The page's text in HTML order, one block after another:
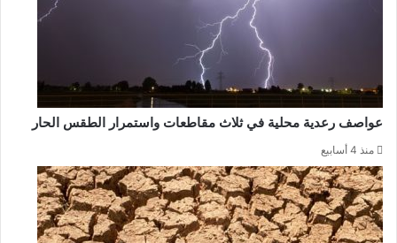
عواصف رعدية محلية في ثلاث مقاطعات واستمرار الطقس الحار
منذ 4 أسابيع